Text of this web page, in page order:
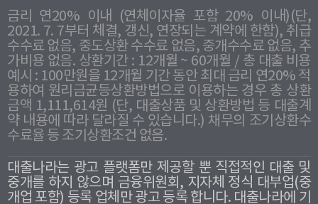
금리 연20% 이내 (연체이자율 포함 20% 이내)(단,
2021. 7. 7부터 체결, 갱신, 연장되는 계약에 한함), 취급
수수료 없음, 중도상환 수수료 없음, 중개수수료 없음, 추
가비용 없음. 상환기간 : 12개월 ~ 60개월 / 총 대출 비용
예시 : 100만원을 12개월 기간 동안 최대 금리 연20% 적
용하여 원리금균등상환방법으로 이용하는 경우 총 상환
금액 1,111,614원 (단, 대출상품 및 상환방법 등 대출계
약 내용에 따라 달라질 수 있습니다.) 채무의 조기상환수
수료율 등 조기상환조건 없음.
대출나라는 광고 플랫폼만 제공할 뿐 직접적인 대출 및
중개를 하지 않으며 금융위원회, 지자체 정식 대부업(중
개업 포함) 등록 업체만 광고 등록 합니다. 대출나라에 기